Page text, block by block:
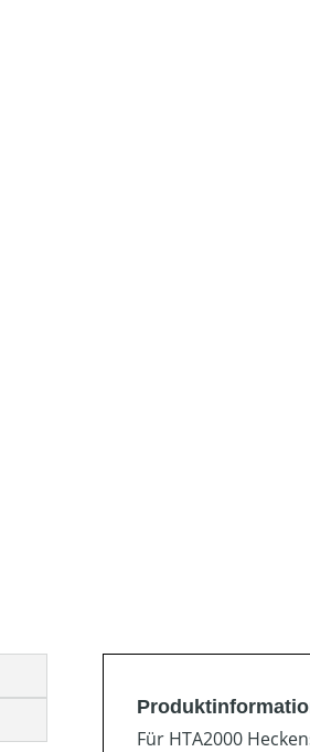
Für HTA2000